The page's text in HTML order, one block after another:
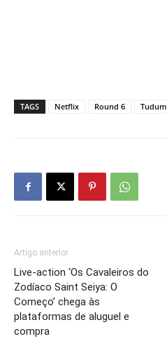
TAGS Netflix Round 6 Tudum
Artigo anterior
Live-action ‘Os Cavaleiros do
Zodíaco Saint Seiya: O
Começo’ chega às
plataformas de aluguel e
compra